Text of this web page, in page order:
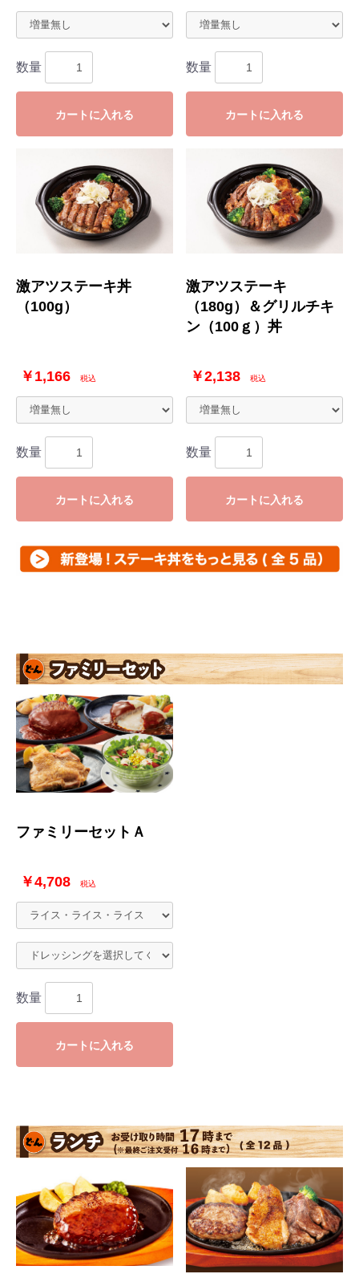
数量
カートに入れる
数量
カートに入れる
激アツステーキ丼
（100g）
￥1,166 税込
数量
カートに入れる
激アツステーキ
（180g）＆グリルチキ
ン（100ｇ）丼
￥2,138 税込
数量
カートに入れる
ファミリーセットＡ
￥4,708 税込
数量
カートに入れる